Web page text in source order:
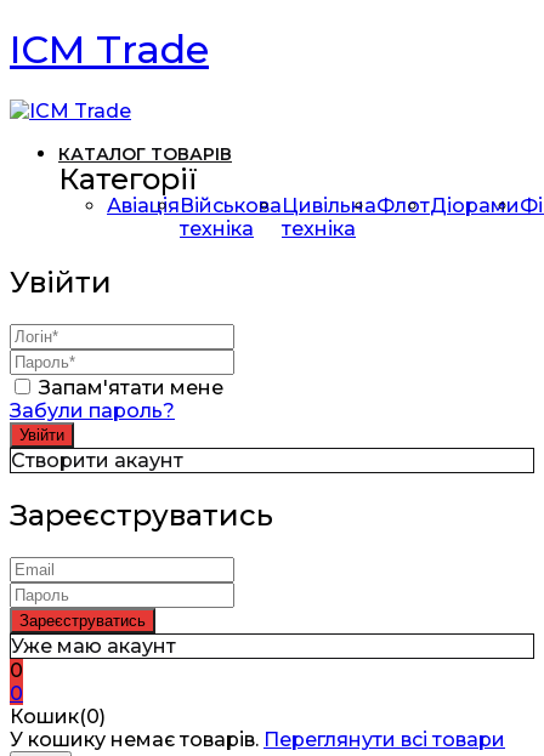
ICM Trade
КАТАЛОГ ТОВАРІВ
Категорії
АвіаціяВійськова
техніка
Цивільна
техніка
ФлотДіорами
Увійти
Запам'ятати мене
Забули пароль?
Створити акаунт
Зареєструватись
Уже маю акаунт
0
0
Кошик(0)
У кошику немає товарів. Переглянути всі товари